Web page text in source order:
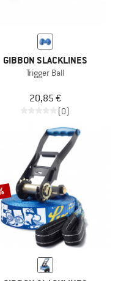
GIBBON SLACKLINES
Trigger Ball
20,85 €
(0)